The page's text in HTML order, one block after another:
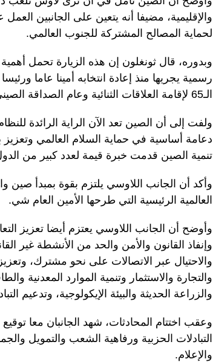
والإقليمية، مضيفا أنه يتعين على الجانبين
لحماية المصالح المشتركة للجنوب العالمي.
وبدوره، قال ثونغلون إن هذه الزيارة تحمل
رسمية يجريها منذ إعادة انتخابه أمينا عاما
الـ65 لإقامة العلاقات الثنائية وعام الصداقة الصيني-اللاوسي.
ولفت إلى أن الصين تعد الآن الراية الرائدة
دعامة أساسية في حماية السلام العالمي وتعزيز
تنمية الصين قدمت خبرة قيمة لعدد كبير من الدول
وأكد أن الجانب اللاوسي يلتزم بقوة بمبدأ صين
العالمية الرئيسية التي طرحها الأمين العام شي.
وأوضح أن الجانب اللاوسي يعتزم أيضا تعزيز
وإنفاذ القانون والأمن والحد من الأنشطة غير
والاحتيال عبر الاتصالات على نحو مشترك،
والتجارة والاستثمار وتنمية الموارد المعدنية
والزراعة الحديثة والبيئة الإيكولوجية، وتدعيم
وعقب اختتام المحادثات، شهد الجانبان معا
التبادلات الحزبية ورفاهية الشعب والتمويل
والإعلام.